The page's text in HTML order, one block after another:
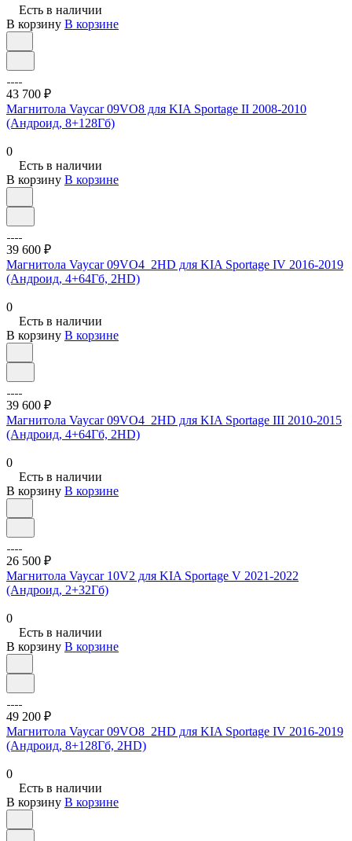
Есть в наличии
В корзину В корзине
43 700 ₽
Магнитола Vaycar 09VO8 для KIA Sportage II 2008-2010
(Андроид, 8+128Гб)
0
Есть в наличии
В корзину В корзине
39 600 ₽
Магнитола Vaycar 09VO4_2HD для KIA Sportage IV 2016-2019
(Андроид, 4+64Гб, 2HD)
0
Есть в наличии
В корзину В корзине
39 600 ₽
Магнитола Vaycar 09VO4_2HD для KIA Sportage III 2010-2015
(Андроид, 4+64Гб, 2HD)
0
Есть в наличии
В корзину В корзине
26 500 ₽
Магнитола Vaycar 10V2 для KIA Sportage V 2021-2022
(Андроид, 2+32Гб)
0
Есть в наличии
В корзину В корзине
49 200 ₽
Магнитола Vaycar 09VO8_2HD для KIA Sportage IV 2016-2019
(Андроид, 8+128Гб, 2HD)
0
Есть в наличии
В корзину В корзине